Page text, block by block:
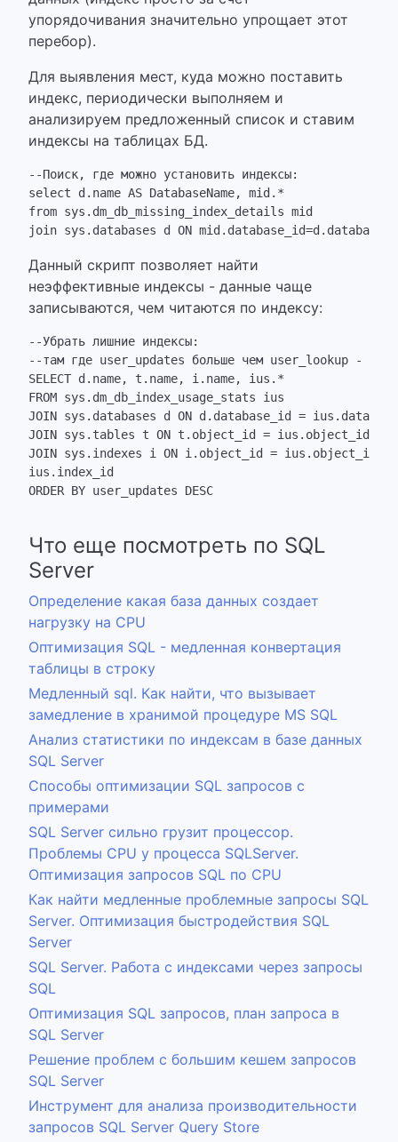
упорядочивания значительно упрощает этот
перебор).
Для выявления мест, куда можно поставить
индекс, периодически выполняем и
анализируем предложенный список и ставим
индексы на таблицах БД.
--Поиск, где можно установить индексы:
select d.name AS DatabaseName, mid.*
from sys.dm_db_missing_index_details mid
join sys.databases d ON
Данный скрипт позволяет найти
неэффективные индексы - данные чаще
записываются, чем читаются по индексу:
--Убрать лишние индексы:
--там где user_updates больше чем user_lookup -
SELECT d.name, t.name, i.name, ius.*
FROM sys.dm_db_index_usage_stats ius
JOIN sys.databases d ON d.database_id =
JOIN sys.tables t ON t.object_id = ius.object_id
JOIN sys.indexes i ON i.object_id = ius.object_id
ius.index_id
ORDER BY user_updates DESC
Что еще посмотреть по SQL
Server
Определение какая база данных создает
нагрузку на CPU
Оптимизация SQL - медленная конвертация
таблицы в строку
Медленный sql. Как найти, что вызывает
замедление в хранимой процедуре MS SQL
Анализ статистики по индексам в базе данных
SQL Server
Способы оптимизации SQL запросов с
примерами
SQL Server сильно грузит процессор.
Проблемы CPU у процесса SQLServer.
Оптимизация запросов SQL по CPU
Как найти медленные проблемные запросы SQL
Server. Оптимизация быстродействия SQL
Server
SQL Server. Работа с индексами через запросы
SQL
Оптимизация SQL запросов, план запроса в
SQL Server
Решение проблем с большим кешем запросов
SQL Server
Инструмент для анализа производительности
запросов SQL Server Query Store